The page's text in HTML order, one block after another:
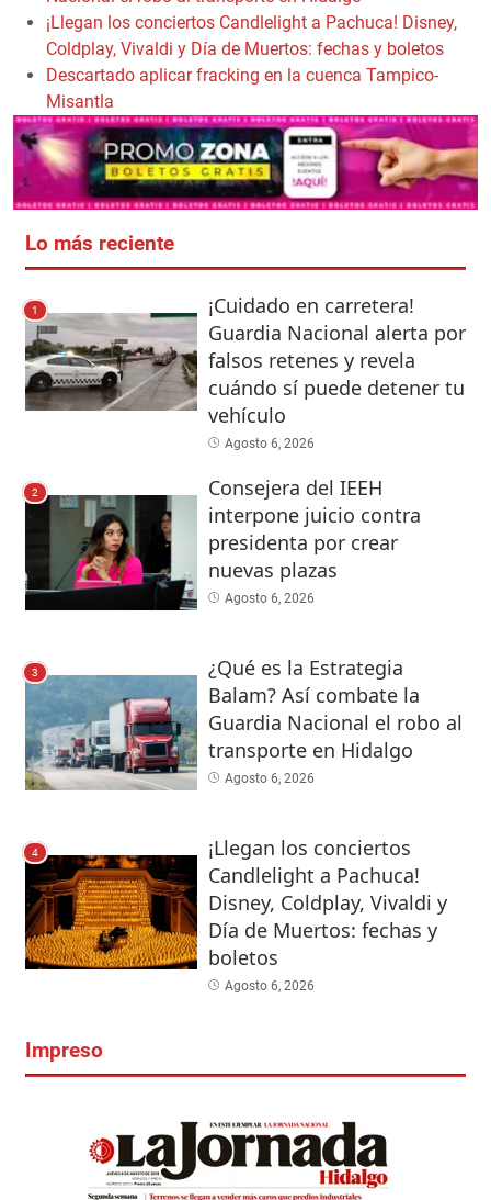
¡Llegan los conciertos Candlelight a Pachuca! Disney,
Coldplay, Vivaldi y Día de Muertos: fechas y boletos
Descartado aplicar fracking en la cuenca Tampico-
Misantla
Lo más reciente
1
¡Cuidado en carretera!
Guardia Nacional alerta por
falsos retenes y revela
cuándo sí puede detener tu
vehículo
Agosto 6, 2026
2
Consejera del IEEH
interpone juicio contra
presidenta por crear
nuevas plazas
Agosto 6, 2026
3
¿Qué es la Estrategia
Balam? Así combate la
Guardia Nacional el robo al
transporte en Hidalgo
Agosto 6, 2026
4
¡Llegan los conciertos
Candlelight a Pachuca!
Disney, Coldplay, Vivaldi y
Día de Muertos: fechas y
boletos
Agosto 6, 2026
Impreso